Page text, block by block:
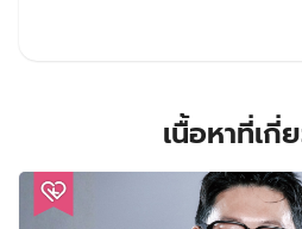
เนื้อหาที่เกี่